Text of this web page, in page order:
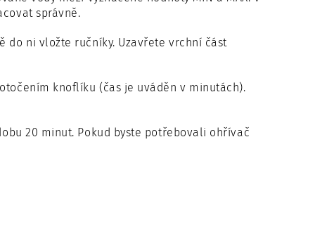
správně.
do ni vložte ručníky. Uzavřete vrchní část
knoflíku (čas je uváděn v minutách).
20 minut. Pokud byste potřebovali ohřívač